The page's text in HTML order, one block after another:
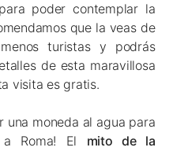
poder contemplar la
que la veas de
turistas y podrás
de esta maravillosa
visita es gratis.
una moneda al agua para
a Roma! El mito de la